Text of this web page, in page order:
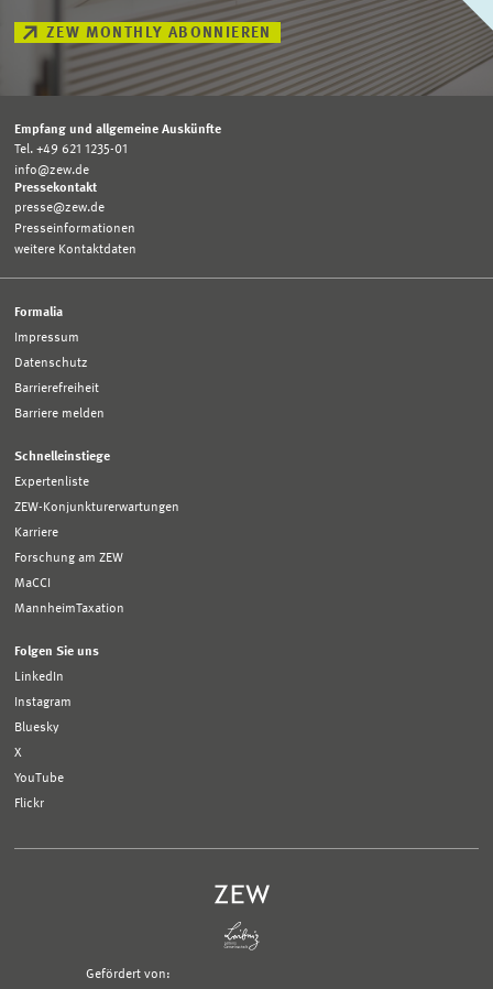
ZEW MONTHLY ABONNIEREN
Empfang und allgemeine Auskünfte
Tel. +49 621 1235-01
info@zew.de
Pressekontakt
presse@zew.de
Presseinformationen
weitere Kontaktdaten
Formalia
Impressum
Datenschutz
Barrierefreiheit
Barriere melden
Schnelleinstiege
Expertenliste
ZEW-Konjunkturerwartungen
Karriere
Forschung am ZEW
MaCCI
MannheimTaxation
Folgen Sie uns
LinkedIn
Instagram
Bluesky
X
YouTube
Flickr
Gefördert von: